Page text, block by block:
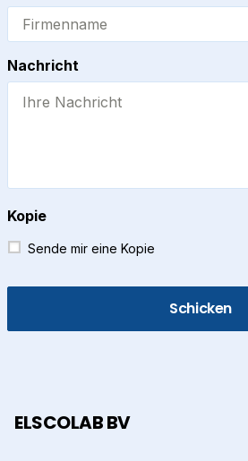
Nachricht
Kopie
Sende mir eine Kopie
ELSCOLAB BV